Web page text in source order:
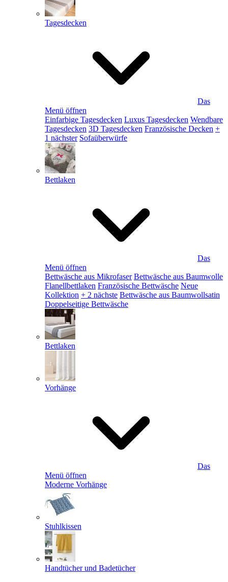
Tagesdecken
Das
Menü öffnen
Einfarbige Tagesdecken Luxus Tagesdecken Wendbare
Tagesdecken 3D Tagesdecken Französische Decken +
1 nächster Sofaüberwürfe
Bettlaken
Das
Menü öffnen
Bettwäsche aus Mikrofaser Bettwäsche aus Baumwolle
Flanellbettlaken Französische Bettwäsche Neue
Kollektion + 2 nächste Bettwäsche aus Baumwollsatin
Doppelseitige Bettwäsche
Bettlaken
Vorhänge
Das
Menü öffnen
Moderne Vorhänge
Stuhlkissen
Handtücher und Badetücher